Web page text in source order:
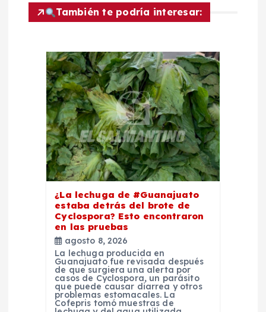
ó
También te podría interesar:
¿La lechuga de #Guanajuato
estaba detrás del brote de
Cyclospora? Esto encontraron
en las pruebas
agosto 8, 2026
La lechuga producida en
Guanajuato fue revisada después
de que surgiera una alerta por
casos de Cyclospora, un parásito
que puede causar diarrea y otros
problemas estomacales. La
Cofepris tomó muestras de